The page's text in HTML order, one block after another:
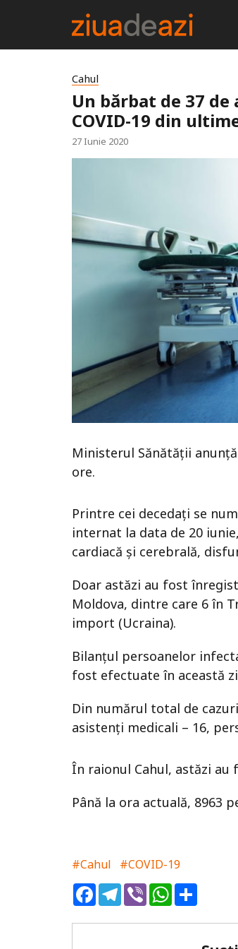
Cahul
Un bărbat de 37
COVID-19 din
27 Iunie 2020
Ministerul Sănătății
ore.
Printre cei decedați se
internat la data de 20
cardiacă și cerebrală,
Doar astăzi au fost
Moldova, dintre care 6 în
import (Ucraina).
Bilanțul persoanelor
fost efectuate în această
Din numărul total de
asistenți medicali – 16,
În raionul Cahul, astăzi au
Până la ora actuală, 8963
#Cahul
#COVID-19
FacebookTelegram
ViberWhatsApp